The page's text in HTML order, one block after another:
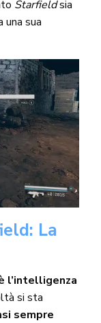
Starfieldsia
sua
La
l’intelligenza
si sta
sempre